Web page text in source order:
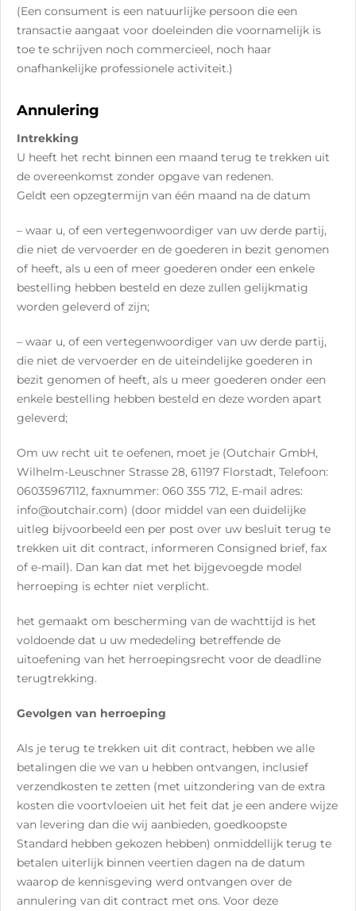
(Een consument is een natuurlijke persoon die een
transactie aangaat voor doeleinden die voornamelijk is
toe te schrijven noch commercieel, noch haar
onafhankelijke professionele activiteit.)
Annulering
Intrekking
U heeft het recht binnen een maand terug te trekken uit
de overeenkomst zonder opgave van redenen.
Geldt een opzegtermijn van één maand na de datum
– waar u, of een vertegenwoordiger van uw derde partij,
die niet de vervoerder en de goederen in bezit genomen
of heeft, als u een of meer goederen onder een enkele
bestelling hebben besteld en deze zullen gelijkmatig
worden geleverd of zijn;
– waar u, of een vertegenwoordiger van uw derde partij,
die niet de vervoerder en de uiteindelijke goederen in
bezit genomen of heeft, als u meer goederen onder een
enkele bestelling hebben besteld en deze worden apart
geleverd;
Om uw recht uit te oefenen, moet je (Outchair GmbH,
Wilhelm-Leuschner Strasse 28, 61197 Florstadt, Telefoon:
06035967112, faxnummer: 060 355 712, E-mail adres:
info@outchair.com) (door middel van een duidelijke
uitleg bijvoorbeeld een per post over uw besluit terug te
trekken uit dit contract, informeren Consigned brief, fax
of e-mail). Dan kan dat met het bijgevoegde model
herroeping is echter niet verplicht.
het gemaakt om bescherming van de wachttijd is het
voldoende dat u uw mededeling betreffende de
uitoefening van het herroepingsrecht voor de deadline
terugtrekking.
Gevolgen van herroeping
Als je terug te trekken uit dit contract, hebben we alle
betalingen die we van u hebben ontvangen, inclusief
verzendkosten te zetten (met uitzondering van de extra
kosten die voortvloeien uit het feit dat je een andere wijze
van levering dan die wij aanbieden, goedkoopste
Standard hebben gekozen hebben) onmiddellijk terug te
betalen uiterlijk binnen veertien dagen na de datum
waarop de kennisgeving werd ontvangen over de
annulering van dit contract met ons. Voor deze